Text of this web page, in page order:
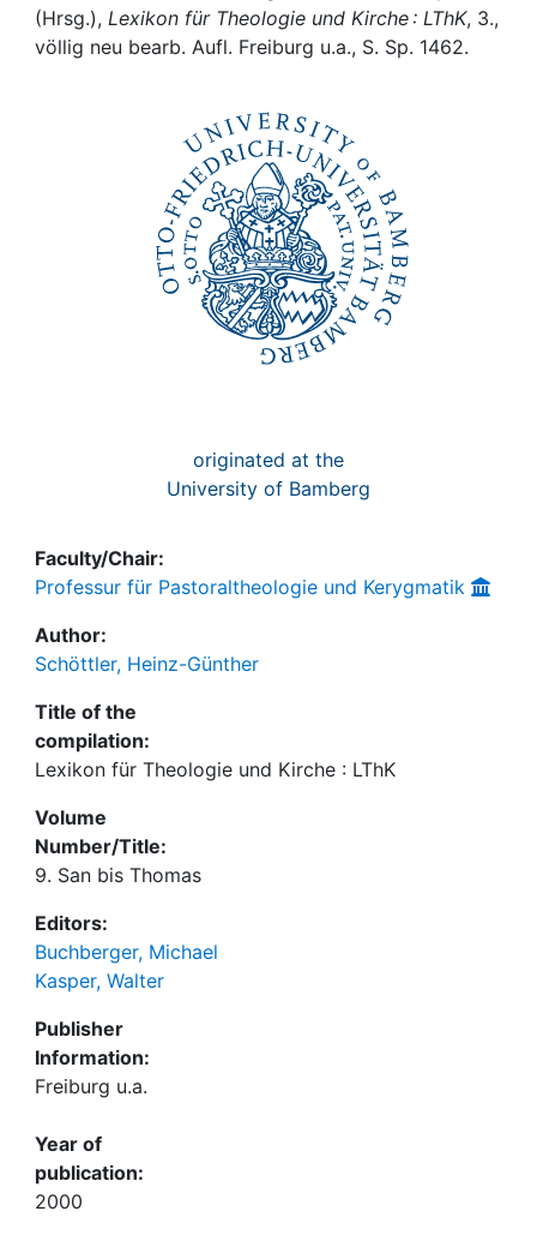
My FIS
(Hrsg.), Lexikon für Theologie und Kirche : LThK, 3.,
völlig neu bearb. Aufl. Freiburg u.a., S. Sp. 1462.
originated at the
University of Bamberg
Faculty/Chair:
Professur für Pastoraltheologie und Kerygmatik
Author:
Schöttler, Heinz-Günther
Title of the
compilation:
Lexikon für Theologie und Kirche : LThK
Volume
Number/Title:
9. San bis Thomas
Editors:
Buchberger, Michael
Kasper, Walter
Publisher
Information:
Freiburg u.a.
Year of
publication:
2000